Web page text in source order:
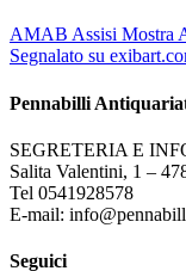
AMAB Assisi Mostra
Segnalato su
Pennabilli
SEGRETERIA E
Salita Valentini, 1 –
Tel 0541928578
E-mail:
Seguici